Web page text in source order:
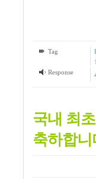
Tag
Response
국내 최
축하합니